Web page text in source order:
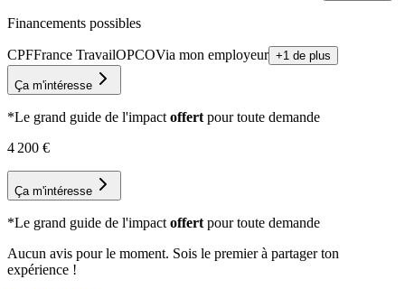
Financements possibles
CPFFrance TravailOPCOVia mon employeur +1 de plus
Ça m'intéresse
*Le grand guide de l'impact offert pour toute demande
4 200 €
Ça m'intéresse
*Le grand guide de l'impact offert pour toute demande
Aucun avis pour le moment. Sois le premier à partager ton
expérience !